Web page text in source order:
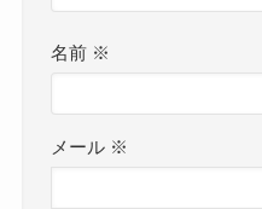
名前 ※
メール ※